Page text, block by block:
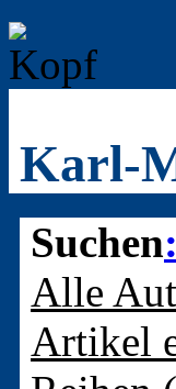
Karl-
Suchen:
Alle
Artikel